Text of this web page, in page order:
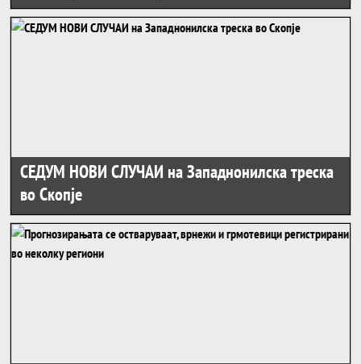
СЕДУМ НОВИ СЛУЧАИ на Западнонилска треска
во Скопје